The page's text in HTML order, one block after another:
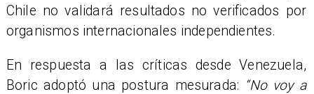
Chile no validará resultados no verificados por
organismos internacionales independientes.
En respuesta a las críticas desde Venezuela,
Boric adoptó una postura mesurada: “No voy a